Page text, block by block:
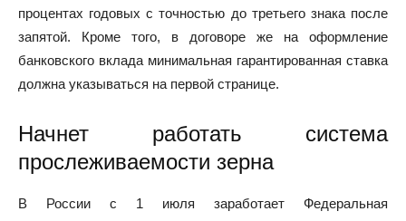
процентах годовых с точностью до третьего знака после
запятой. Кроме того, в договоре же на оформление
банковского вклада минимальная гарантированная ставка
должна указываться на первой странице.
Начнет работать система
прослеживаемости зерна
В России с 1 июля заработает Федеральная